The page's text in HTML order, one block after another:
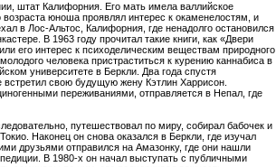
штат Калифорния. Его мать имела валлийское
юноша проявлял интерес к окаменелостям, и
в Лос-Альтос, Калифорния, где ненадолго остановился
В 1963 году прочитал такие книги, как «Двери
его интерес к психоделическим веществам природного
человека пристраститься к курению каннабиса в
университете в Беркли. Два года спустя
свою будущую жену Кэтлин Харрисон.
переживаниями, отправляется в Непал, где
путешествовал по миру, собирал бабочек и
Наконец он снова оказался в Беркли, где изучал
друзьями отправился на Амазонку, где они нашли
В 1980-х он начал выступать с публичными